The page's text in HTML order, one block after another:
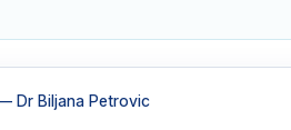
Dr Biljana Petrovic